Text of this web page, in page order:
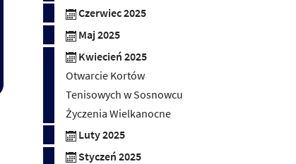
Czerwiec 2025
Maj 2025
Kwiecień 2025
Otwarcie Kortów
Tenisowych w Sosnowcu
Życzenia Wielkanocne
Luty 2025
Styczeń 2025